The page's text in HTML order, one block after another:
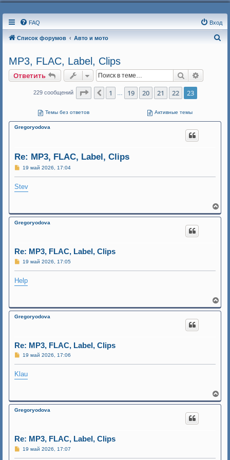
FAQ Вход
Список форумов Авто и мото
MP3, FLAC, Label, Clips
Ответить Поиск
229 сообщений Страница 23из 23
Пред.
1 19 20 21 22 23
Темы без ответов Активные темы
Gregoryodova
Re: MP3, FLAC, Label, Clips
С
б
щ
е
19 май 2026, 17:04
Stev
е
р
л
у
Gregoryodova
Re: MP3, FLAC, Label, Clips
С
б
щ
е
19 май 2026, 17:05
Help
е
р
л
у
Gregoryodova
Re: MP3, FLAC, Label, Clips
С
б
щ
е
19 май 2026, 17:06
Klau
е
р
Gregoryodova
Re: MP3, FLAC, Label, Clips
С19 май 2026, 17:07